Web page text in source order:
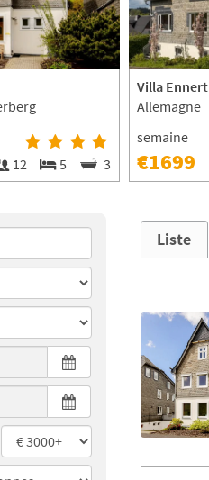
12 5 3
Villa Ennert
Allemagne
semaine
€1699
Liste